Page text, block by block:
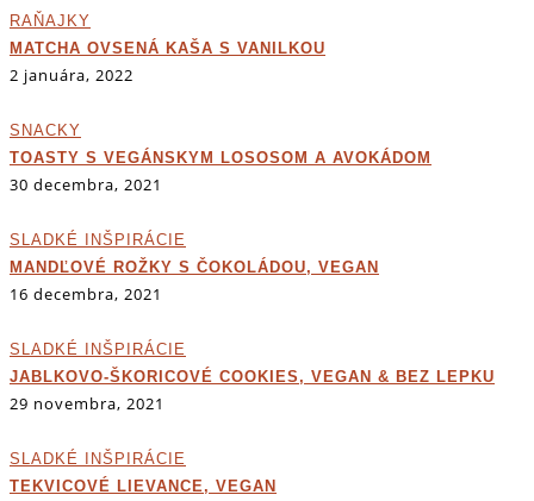
RAŇAJKY
MATCHA OVSENÁ KAŠA S VANILKOU
2 januára, 2022
SNACKY
TOASTY S VEGÁNSKYM LOSOSOM A AVOKÁDOM
30 decembra, 2021
SLADKÉ INŠPIRÁCIE
MANDĽOVÉ ROŽKY S ČOKOLÁDOU, VEGAN
16 decembra, 2021
SLADKÉ INŠPIRÁCIE
JABLKOVO-ŠKORICOVÉ COOKIES, VEGAN & BEZ LEPKU
29 novembra, 2021
SLADKÉ INŠPIRÁCIE
TEKVICOVÉ LIEVANCE, VEGAN